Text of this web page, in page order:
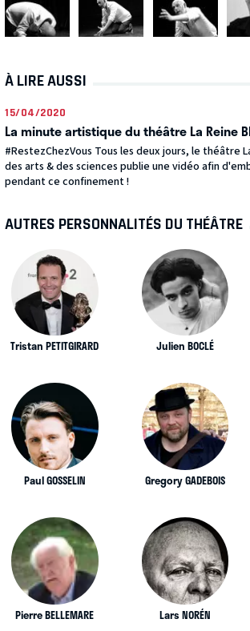
À LIRE AUSSI
15/04/2020
La minute artistique du théâtre La Reine
#RestezChezVous Tous les deux jours, le théâtre
des arts & des sciences publie une vidéo afin
pendant ce confinement !
AUTRES PERSONNALITÉS DU THÉÂTRE
Tristan PETITGIRARD Julien BOCLÉ
Paul GOSSELIN Gregory GADEBOIS
Pierre BELLEMARE Lars NORÉN